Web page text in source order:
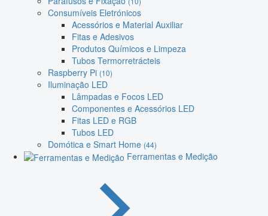
Consumíveis Eletrónicos
Acessórios e Material Auxiliar
Fitas e Adesivos
Produtos Químicos e Limpeza
Tubos Termorretrácteis
Raspberry Pi (10)
Iluminação LED
Lâmpadas e Focos LED
Componentes e Acessórios LED
Fitas LED e RGB
Tubos LED
Domótica e Smart Home (44)
Ferramentas e Medição